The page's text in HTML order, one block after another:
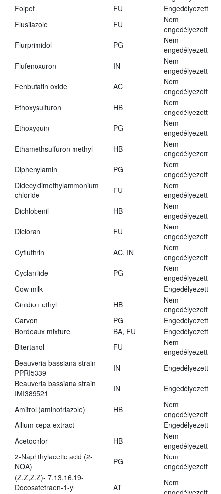
Folpet
FU
Engedélyezett
Flusilazole
FU
Nem
engedélyezett
Flurprimidol
PG
Nem
engedélyezett
Flufenoxuron
IN
Nem
engedélyezett
Fenbutatin oxide
AC
Nem
engedélyezett
Ethoxysulfuron
HB
Nem
engedélyezett
Ethoxyquin
PG
Nem
engedélyezett
Ethamethsulfuron methyl
HB
Nem
engedélyezett
Diphenylamin
PG
Nem
engedélyezett
Didecyldimethylammonium
chloride
FU
Nem
engedélyezett
Dichlobenil
HB
Nem
engedélyezett
Dicloran
FU
Nem
engedélyezett
Cyfluthrin
AC, IN
Nem
engedélyezett
Cyclanilide
PG
Nem
engedélyezett
Cow milk
Engedélyezett
Cinidion ethyl
HB
Nem
engedélyezett
Carvon
PG
Engedélyezett
Bordeaux mixture
BA, FU
Engedélyezett
Bitertanol
FU
Nem
engedélyezett
Beauveria bassiana strain
PPRI5339
IN
Engedélyezett
Beauveria bassiana strain
IMI389521
IN Engedélyezett
Amitrol (aminotriazole) HB
Nem
engedélyezett
Allium cepa extract
Engedélyezett
Acetochlor
HB
Nem
engedélyezett
2-Naphthylacetic acid (2-
NOA)
PG
Nem
engedélyezett
(Z,Z,Z,Z)- 7,13,16,19-
Docosatetraen-1-yl
AT
Nem